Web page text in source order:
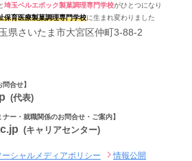
埼玉ベルエポック製菓調理専門学校がひとつになり
保育医療製菓調理専門学校に生まれ変わりました
県さいたま市大宮区仲町3-88-2
合せ】
(代表)
ナー・就職関係のお問合せ・ご案内】
(キャリアセンター)
ーシャルメディアポリシー 情報公開